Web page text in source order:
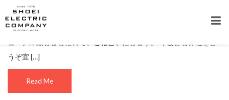
ホームページリニューアルのお知らせ
2017年1月、この度事業拡大につきまして、ホームページの方リニ
うぞ宜 […]
Read Me